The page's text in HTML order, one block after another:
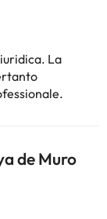
camere, 20 suite
m², hall con
negozi e
climatizzato
sono offerti
biciclette,
pavimento
e balcone
La
de Muro